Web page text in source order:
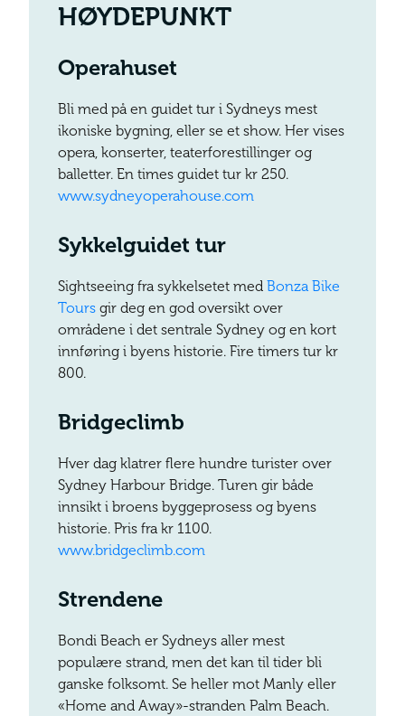
HØYDEPUNKT
Operahuset
Bli med på en guidet tur i Sydneys mest
ikoniske bygning, eller se et show. Her vises
opera, konserter, teaterforestillinger og
balletter. En times guidet tur kr 250.
www.sydneyoperahouse.com
Sykkelguidet tur
Sightseeing fra sykkelsetet med Bonza Bike
Tours gir deg en god oversikt over
områdene i det sentrale Sydney og en kort
innføring i byens historie. Fire timers tur kr
800.
Bridgeclimb
Hver dag klatrer flere hundre turister over
Sydney Harbour Bridge. Turen gir både
innsikt i broens byggeprosess og byens
historie. Pris fra kr 1100.
www.bridgeclimb.com
Strendene
Bondi Beach er Sydneys aller mest
populære strand, men det kan til tider bli
ganske folksomt. Se heller mot Manly eller
«Home and Away»-stranden Palm Beach.